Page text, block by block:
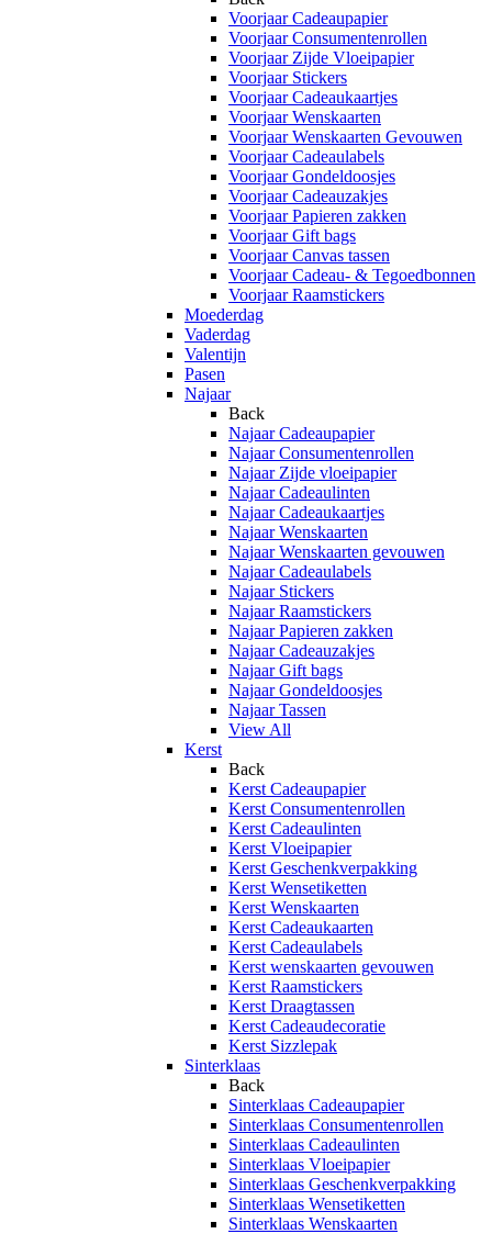
Voorjaar Cadeaupapier
Voorjaar Consumentenrollen
Voorjaar Zijde Vloeipapier
Voorjaar Stickers
Voorjaar Cadeaukaartjes
Voorjaar Wenskaarten
Voorjaar Wenskaarten Gevouwen
Voorjaar Cadeaulabels
Voorjaar Gondeldoosjes
Voorjaar Cadeauzakjes
Voorjaar Papieren zakken
Voorjaar Gift bags
Voorjaar Canvas tassen
Voorjaar Cadeau- & Tegoedbonnen
Voorjaar Raamstickers
Moederdag
Vaderdag
Valentijn
Pasen
Najaar
Back
Najaar Cadeaupapier
Najaar Consumentenrollen
Najaar Zijde vloeipapier
Najaar Cadeaulinten
Najaar Cadeaukaartjes
Najaar Wenskaarten
Najaar Wenskaarten gevouwen
Najaar Cadeaulabels
Najaar Stickers
Najaar Raamstickers
Najaar Papieren zakken
Najaar Cadeauzakjes
Najaar Gift bags
Najaar Gondeldoosjes
Najaar Tassen
View All
Kerst
Back
Kerst Cadeaupapier
Kerst Consumentenrollen
Kerst Cadeaulinten
Kerst Vloeipapier
Kerst Geschenkverpakking
Kerst Wensetiketten
Kerst Wenskaarten
Kerst Cadeaukaarten
Kerst Cadeaulabels
Kerst wenskaarten gevouwen
Kerst Raamstickers
Kerst Draagtassen
Kerst Cadeaudecoratie
Kerst Sizzlepak
Sinterklaas
Back
Sinterklaas Cadeaupapier
Sinterklaas Consumentenrollen
Sinterklaas Cadeaulinten
Sinterklaas Vloeipapier
Sinterklaas Geschenkverpakking
Sinterklaas Wensetiketten
Sinterklaas Wenskaarten